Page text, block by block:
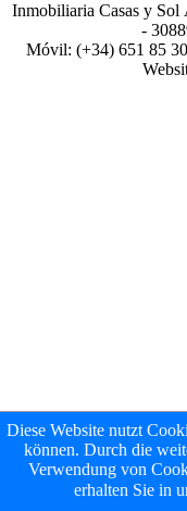
Inmobiliaria Casas y Sol
-
Móvil: (+34) 651 85
Diese Website nutzt
können. Durch die
Verwendung von
erhalten Sie in